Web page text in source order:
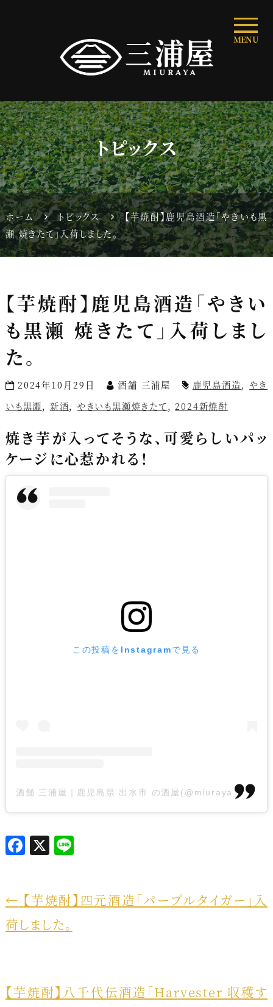
MENU
トピックス
ホーム トピックス
【芋焼酎】鹿児島酒造「やきいも黒
瀬 焼きたて」入荷しました。
【芋焼酎】鹿児島酒造「やきい
も黒瀬 焼きたて」入荷しまし
た。
2024年10月29日 酒舗 三浦屋 鹿児島酒造,やき
いも黒瀬, 新酒, やきいも黒瀬焼きたて,2024新焼酎
焼き芋が入ってそうな、可愛らしいパッ
ケージに心惹かれる！
この投稿をInstagramで見る
酒舗 三浦屋｜鹿児島県 出水市 の酒屋(@miuraya_syotyu)がシェアした投稿
F
a
e
b
k
X L
e
← 【芋焼酎】四元酒造「パープルタイガー」入
荷しました。
【芋焼酎】八千代伝酒造「Harvester 収穫す